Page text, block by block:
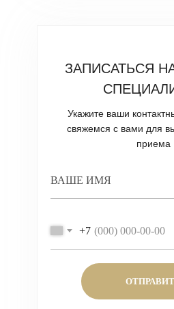
Укажите ваши
свяжемся с вами для
приема
ЗАПИСАТЬСЯ
ВАШЕ ИМЯ
+7